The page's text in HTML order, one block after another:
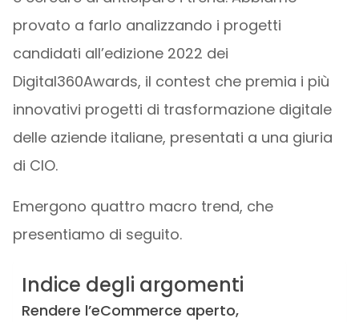
provato a farlo analizzando i progetti
candidati all’edizione 2022 dei
Digital360Awards, il contest che premia i più
innovativi progetti di trasformazione digitale
delle aziende italiane, presentati a una giuria
di CIO.
Emergono quattro macro trend, che
presentiamo di seguito.
Indice degli argomenti
Rendere l’eCommerce aperto,